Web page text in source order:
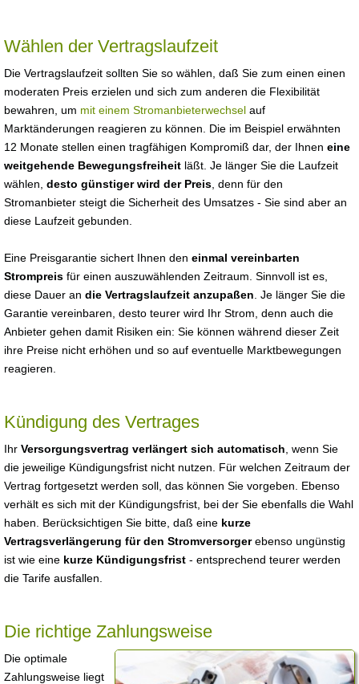
Wählen der Vertragslaufzeit
Die Vertragslaufzeit sollten Sie so wählen, daß Sie zum einen einen
moderaten Preis erzielen und sich zum anderen die Flexibilität
bewahren, um mit einem Stromanbieterwechsel auf
Marktänderungen reagieren zu können. Die im Beispiel erwähnten
12 Monate stellen einen tragfähigen Kompromiß dar, der Ihnen eine
weitgehende Bewegungsfreiheit läßt. Je länger Sie die Laufzeit
wählen, desto günstiger wird der Preis , denn für den
Stromanbieter steigt die Sicherheit des Umsatzes - Sie sind aber an
diese Laufzeit gebunden.
Eine Preisgarantie sichert Ihnen den einmal vereinbarten
Strompreis für einen auszuwählenden Zeitraum. Sinnvoll ist es,
diese Dauer an die Vertragslaufzeit anzupaßen . Je länger Sie die
Garantie vereinbaren, desto teurer wird Ihr Strom, denn auch die
Anbieter gehen damit Risiken ein: Sie können während dieser Zeit
ihre Preise nicht erhöhen und so auf eventuelle Marktbewegungen
reagieren.
Kündigung des Vertrages
Ihr Versorgungsvertrag verlängert sich automatisch , wenn Sie
die jeweilige Kündigungsfrist nicht nutzen. Für welchen Zeitraum der
Vertrag fortgesetzt werden soll, das können Sie vorgeben. Ebenso
verhält es sich mit der Kündigungsfrist, bei der Sie ebenfalls die Wahl
haben. Berücksichtigen Sie bitte, daß eine kurze
Vertragsverlängerung für den Stromversorgerebenso ungünstig
ist wie eine kurze Kündigungsfrist - entsprechend teurer werden
die Tarife ausfallen.
Die richtige Zahlungsweise
Die optimale
Zahlungsweise liegt